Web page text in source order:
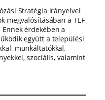
Stratégia irányelvei
megvalósításában a TEF
érdekében a
együtt a települési
munkáltatókkal,
szociális, valamint